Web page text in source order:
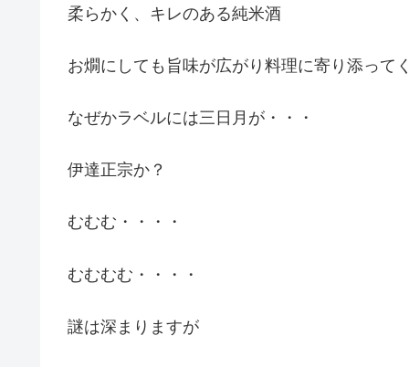
柔らかく、キレのある純米酒
お燗にしても旨味が広がり料理に寄り添って
なぜかラベルには三日月が・・・
伊達正宗か？
むむむ・・・・
むむむむ・・・・
謎は深まりますが